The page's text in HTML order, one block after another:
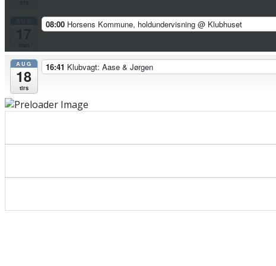
08:00 Horsens Kommune, holdundervisning @ Klubhuset
AUG
18
tirs
16:41 Klubvagt: Aase & Jørgen